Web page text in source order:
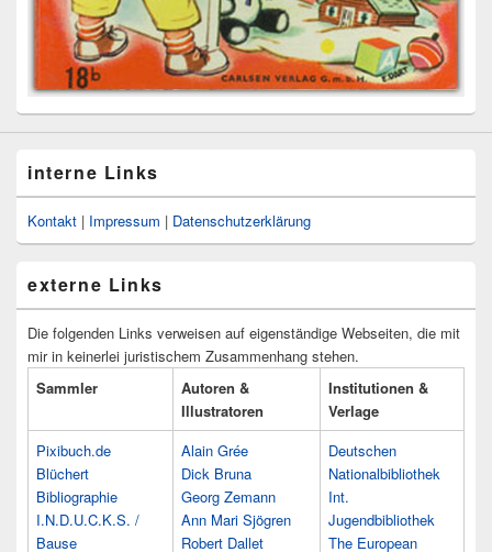
interne Links
Kontakt | Impressum | Datenschutzerklärung
externe Links
Die folgenden Links verweisen auf eigenständige Webseiten, die mit
mir in keinerlei juristischem Zusammenhang stehen.
Sammler
Autoren &
Illustratoren
Institutionen &
Verlage
Pixibuch.de
Blüchert
Bibliographie
I.N.D.U.C.K.S. /
Bause
Alain Grée
Dick Bruna
Georg Zemann
Ann Mari Sjögren
Robert Dallet
Deutschen
Nationalbibliothek
Int.
Jugendbibliothek
The European